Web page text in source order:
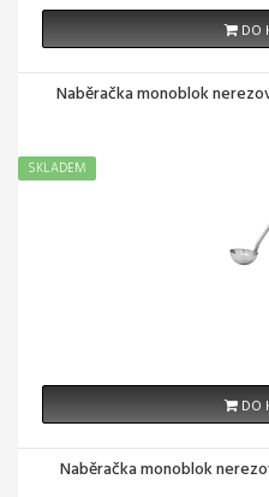
DO
Naběračka monoblok
SKLADEM
DO
Naběračka monoblok